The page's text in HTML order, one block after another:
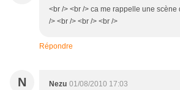
<br /> <br /> ca me rappelle une scène
/> <br /> <br /> <br />
Répondre
N Nezu 01/08/2010 17:03